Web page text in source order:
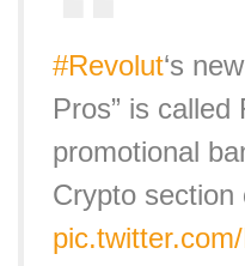
#Revolut‘s
Pros” is called
promotional
Crypto section